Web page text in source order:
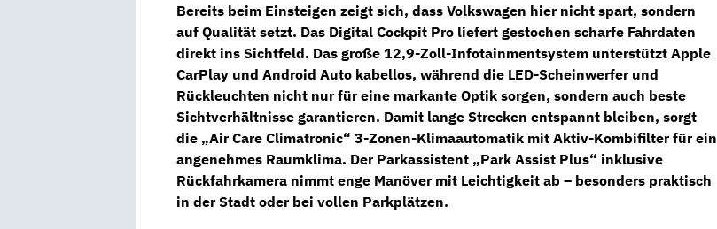
Bereits beim Einsteigen zeigt sich, dass Volkswagen hier nicht spart, sondern
auf Qualität setzt. Das Digital Cockpit Pro liefert gestochen scharfe Fahrdaten
direkt ins Sichtfeld. Das große 12,9-Zoll-Infotainmentsystem unterstützt Apple
CarPlay und Android Auto kabellos, während die LED-Scheinwerfer und
Rückleuchten nicht nur für eine markante Optik sorgen, sondern auch beste
Sichtverhältnisse garantieren. Damit lange Strecken entspannt bleiben, sorgt
die „Air Care Climatronic“ 3-Zonen-Klimaautomatik mit Aktiv-Kombifilter für ein
angenehmes Raumklima. Der Parkassistent „Park Assist Plus“ inklusive
Rückfahrkamera nimmt enge Manöver mit Leichtigkeit ab – besonders praktisch
in der Stadt oder bei vollen Parkplätzen.